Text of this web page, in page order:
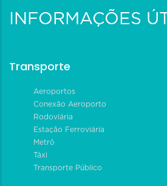
INFORMAÇÕES
Transporte
Aeroportos
Conexão Aeroporto
Rodoviária
Estação Ferroviária
Metrô
Táxi
Transporte Público